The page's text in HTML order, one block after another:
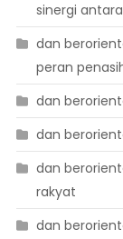
sinergi
dan
peran
dan
dan
dan
rakyat
dan